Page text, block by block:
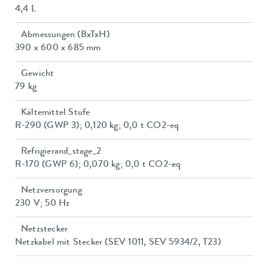
4,4 L
Abmessungen (BxTxH)
390 x 600 x 685 mm
Gewicht
79 kg
Kältemittel Stufe
R-290 (GWP 3); 0,120 kg; 0,0 t CO2-eq
Refrigierand_stage_2
R-170 (GWP 6); 0,070 kg; 0,0 t CO2-eq
Netzversorgung
230 V; 50 Hz
Netzstecker
Netzkabel mit Stecker (SEV 1011, SEV 5934/2, T23)